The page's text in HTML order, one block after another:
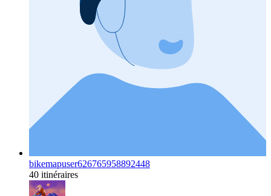
bikemapuser626765958892448
40 itinéraires